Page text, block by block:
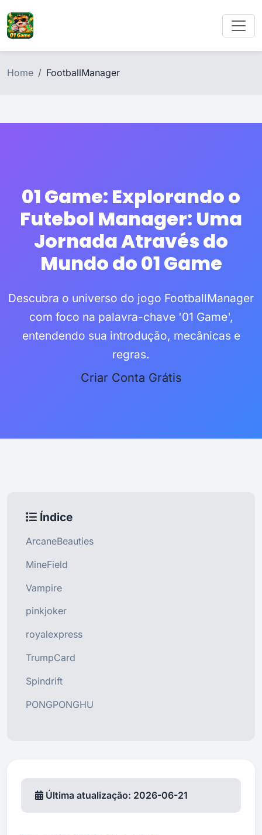
Home FootballManager
01 Game: Explorando o
Futebol Manager: Uma
Jornada Através do
Mundo do 01 Game
Descubra o universo do jogo FootballManager
com foco na palavra-chave '01 Game',
entendendo sua introdução, mecânicas e
regras.
Criar Conta Grátis
Índice
ArcaneBeauties
MineField
Vampire
pinkjoker
royalexpress
TrumpCard
Spindrift
PONGPONGHU
Última atualização: 2026-06-21